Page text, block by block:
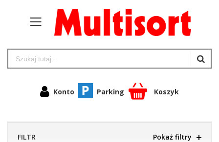
Konto Parking Koszyk
FILTR Pokaż filtry